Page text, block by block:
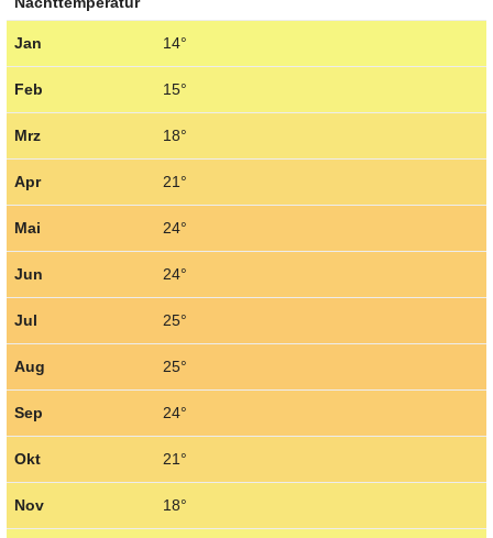
Jan 14°
Feb 15°
Mrz 18°
Apr 21°
Mai 24°
Jun 24°
Jul 25°
Aug 25°
Sep 24°
Okt 21°
Nov 18°